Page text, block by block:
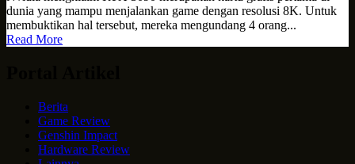
dunia yang mampu menjalankan game dengan resolusi 8K. Untuk
membuktikan hal tersebut, mereka mengundang 4 orang...
Read More
Berita
Game Review
Genshin Impact
Hardware Review